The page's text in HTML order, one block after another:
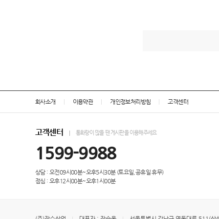
회사소개 이용약관 개인정보처리방침 고객센터
고객센터 통화량이 많을 땐 게시판을 이용해주세요
1599-9988
상담 : 오전09시00분~오후5시30분 (토요일,공휴일 휴무)
점심 : 오후12시00분~오후1시00분